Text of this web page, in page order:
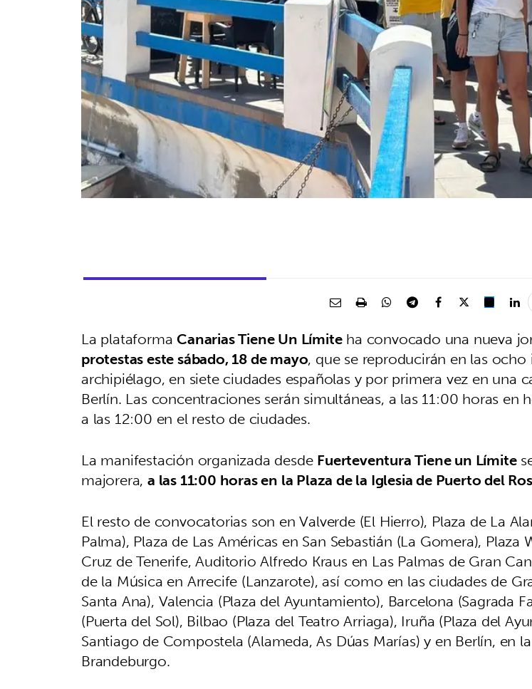
La plataformaCanarias Tiene Un Límiteha convocado una nueva
protestas este sábado, 18 de mayo, que se reproducirán en las ocho
archipiélago, en siete ciudades españolas y por primera vez en una
Berlín. Las concentraciones serán simultáneas, a las 11:00 horas en
a las 12:00 en el resto de ciudades.
La manifestación organizada desdeFuerteventura Tiene un Límite
majorera,a las 11:00 horas en la Plaza de la Iglesia de Puerto del
El resto de convocatorias son en Valverde (El Hierro), Plaza de La
Palma), Plaza de Las Américas en San Sebastián (La Gomera), Plaza
Cruz de Tenerife, Auditorio Alfredo Kraus en Las Palmas de Gran
de la Música en Arrecife (Lanzarote), así como en las ciudades de
Santa Ana), Valencia (Plaza del Ayuntamiento), Barcelona (Sagrada
(Puerta del Sol), Bilbao (Plaza del Teatro Arriaga), Iruña (Plaza del
Santiago de Compostela (Alameda, As Dúas Marías) y en Berlín, en
Brandeburgo.